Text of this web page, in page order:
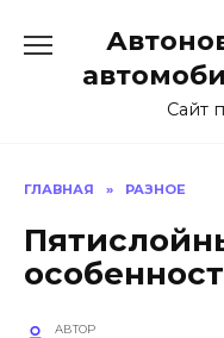
содержанию
Сайт
ГЛАВНАЯ » РАЗНОЕ
АВТОР